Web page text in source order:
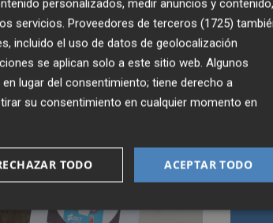
ya
5
personalizados, medir anuncios y contenido,
servicios. Proveedores de terceros (1725)
incluido el uso de datos de geolocalización
se aplican solo a este sitio web. Algunos
lugar del consentimiento; tiene derecho a
su consentimiento en cualquier momento en
ACEPTAR TODO
TODO